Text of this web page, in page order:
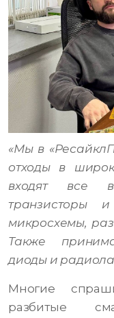
«Мы в
отходы в
входят все
транзисторы
микросхемы,
Также
диоды и
Многие
разбитые